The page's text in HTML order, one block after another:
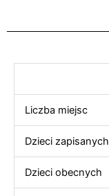
Liczba miejsc
Dzieci zapisanych
Dzieci obecnych